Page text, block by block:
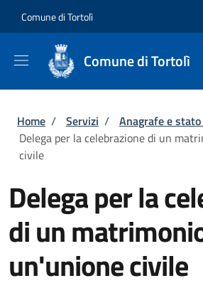
Comune di Tortolì
Comune di Tortolì
Briciole di pane
Home / Servizi / Anagrafe e
Delega per la celebrazione di un
civile
Delega per la
di un
un'unione civile